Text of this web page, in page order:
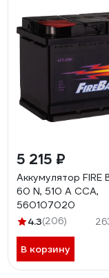
5 215 ₽
Аккумулятор FIRE
60 N, 510 А CCA,
560107020
4.3(206)
В корзину